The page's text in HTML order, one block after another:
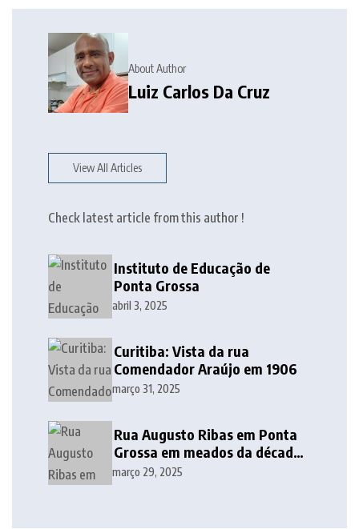
About Author
Luiz Carlos Da Cruz
View All Articles
Check latest article from this author !
Instituto de Educação de
Ponta Grossa
abril 3, 2025
Curitiba: Vista da rua
Comendador Araújo em 1906
março 31, 2025
Rua Augusto Ribas em Ponta
Grossa em meados da década
de 1940
março 29, 2025